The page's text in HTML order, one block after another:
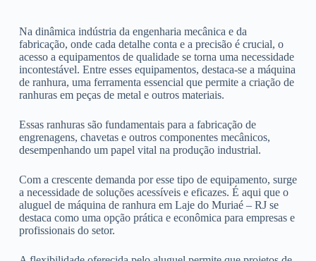
d
o
Na dinâmica indústria da engenharia mecânica e da
fabricação, onde cada detalhe conta e a precisão é crucial, o
acesso a equipamentos de qualidade se torna uma necessidade
incontestável. Entre esses equipamentos, destaca-se a máquina
de ranhura, uma ferramenta essencial que permite a criação de
ranhuras em peças de metal e outros materiais.
Essas ranhuras são fundamentais para a fabricação de
engrenagens, chavetas e outros componentes mecânicos,
desempenhando um papel vital na produção industrial.
Com a crescente demanda por esse tipo de equipamento, surge
a necessidade de soluções acessíveis e eficazes. É aqui que o
aluguel de máquina de ranhura em Laje do Muriaé – RJ se
destaca como uma opção prática e econômica para empresas e
profissionais do setor.